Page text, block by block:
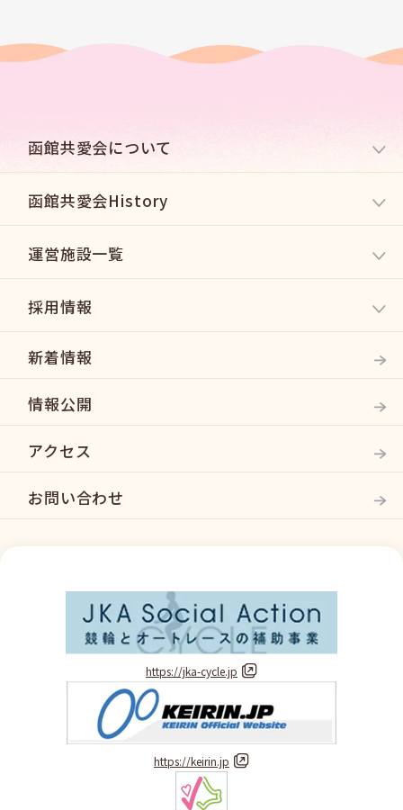
函館共愛会について
函館共愛会History
運営施設一覧
採用情報
新着情報
情報公開
アクセス
お問い合わせ
https://jka-cycle.jp
https://keirin.jp